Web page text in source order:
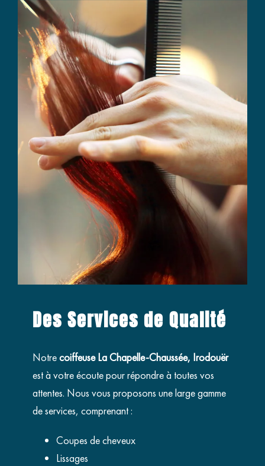
Des Services de Qualité
Notrecoiffeuse La Chapelle-Chaussée, Irodouër
est à votre écoute pour répondre à toutes vos
attentes. Nous vous proposons une large gamme
de services, comprenant :
Coupes de cheveux
Lissages